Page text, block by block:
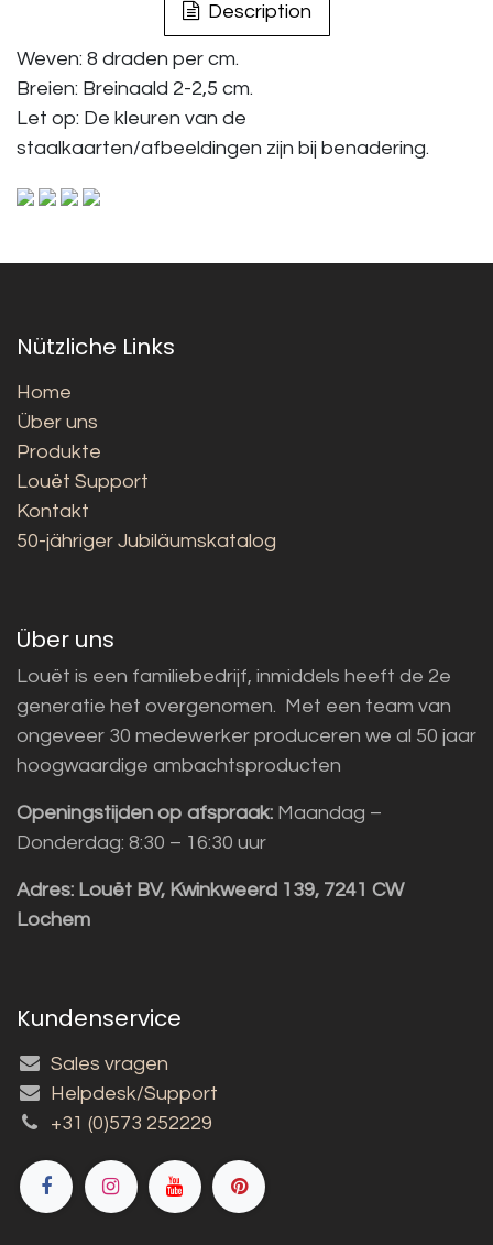
Description
Weven: 8 draden per cm.
Breien: Breinaald 2-2,5 cm.
Let op: De kleuren van de
staalkaarten/afbeeldingen zijn bij benadering.
Nützliche Links
Home
Über uns
Produkte
Louët Support
Kontakt
50-jähriger Jubiläumskatalog
Über uns
Louët is een familiebedrijf, inmiddels heeft de 2e
generatie het overgenomen. Met een team van
ongeveer 30 medewerker produceren we al 50 jaar
hoogwaardige ambachtsproducten
Openingstijden op afspraak: Maandag –
Donderdag: 8:30 – 16:30 uur
Adres: Louët BV, Kwinkweerd 139, 7241 CW
Lochem
Kundenservice
Sales vragen
Helpdesk/Support
+31 (0)573 252229